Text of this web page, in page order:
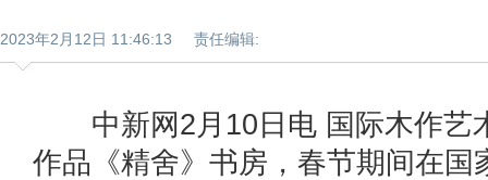
2023年2月12日 11:46:13 责任编辑:
中新网2月10日电 国际木作艺
作品《精舍》书房，春节期间在国